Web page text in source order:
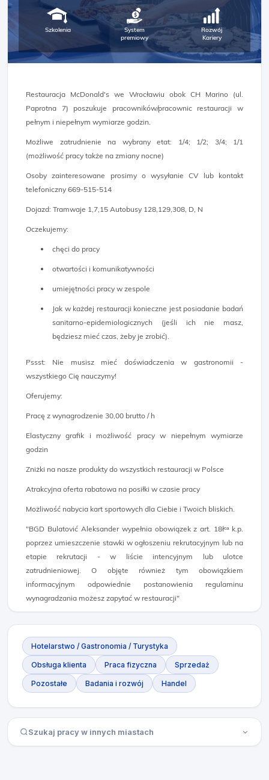
Szkolenia
System
premiowy
Rozwój
Kariery
Restauracja McDonald's we Wrocławiu obok CH Marino (ul.
Paprotna 7) poszukuje pracowników/pracownic restauracji w
pełnym i niepełnym wymiarze godzin.
Możliwe zatrudnienie na wybrany etat: 1/4; 1/2; 3/4; 1/1
(możliwość pracy także na zmiany nocne)
Osoby zainteresowane prosimy o wysyłanie CV lub kontakt
telefoniczny 669-515-514
Dojazd: Tramwaje 1,7,15 Autobusy 128,129,308, D, N
Oczekujemy:
chęci do pracy
otwartości i komunikatywności
umiejętności pracy w zespole
Jak w każdej restauracji konieczne jest posiadanie badań
sanitarno-epidemiologicznych (jeśli ich nie masz,
będziesz mieć czas, żeby je zrobić).
Pssst: Nie musisz mieć doświadczenia w gastronomii -
wszystkiego Cię nauczymy!
Oferujemy:
Pracę z wynagrodzenie 30,00 brutto / h
Elastyczny grafik i możliwość pracy w niepełnym wymiarze
godzin
Zniżki na nasze produkty do wszystkich restauracji w Polsce
Atrakcyjna oferta rabatowa na posiłki w czasie pracy
Możliwość nabycia kart sportowych dla Ciebie i Twoich bliskich.
"BGD Bulatović Aleksander wypełnia obowiązek z art. 18łᶜᵃ k.p.
poprzez umieszczenie stawki w ogłoszeniu rekrutacyjnym lub na
etapie rekrutacji - w liście intencyjnym lub ulotce
zatrudnieniowej. O objęte również tym obowiązkiem
informacyjnym odpowiednie postanowienia regulaminu
wynagradzania możesz zapytać w restauracji"
Hotelarstwo / Gastronomia / Turystyka
Obsługa klienta Praca fizyczna Sprzedaż
Pozostałe Badania i rozwój Handel
Szukaj pracy w innych miastach